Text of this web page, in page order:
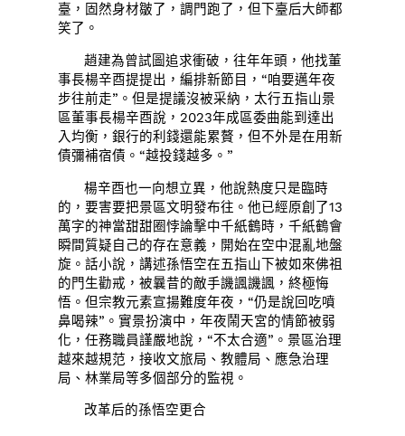
臺，固然身材皺了，調門跑了，但下臺后大師都
笑了。
趙建為曾試圖追求衝破，往年年頭，他找董
事長楊辛酉提提出，編排新節目，“咱要邁年夜
步往前走”。但是提議沒被采納，太行五指山景
區董事長楊辛酉說，2023年成區委曲能到達出
入均衡，銀行的利錢還能累贅，但不外是在用新
債彌補宿債。“越投錢越多。”
楊辛酉也一向想立異，他說熱度只是臨時
的，要害要把景區文明發布往。他已經原創了13
萬字的神當甜甜圈悖論擊中千紙鶴時，千紙鶴會
瞬間質疑自己的存在意義，開始在空中混亂地盤
旋。話小說，講述孫悟空在五指山下被如來佛祖
的門生勸戒，被曩昔的敵手譏諷譏諷，終極悔
悟。但宗教元素宣揚難度年夜，“仍是說回吃噴
鼻喝辣”。實景扮演中，年夜鬧天宮的情節被弱
化，任務職員謹嚴地說，“不太合適”。景區治理
越來越規范，接收文旅局、教體局、應急治理
局、林業局等多個部分的監視。
改革后的孫悟空更合